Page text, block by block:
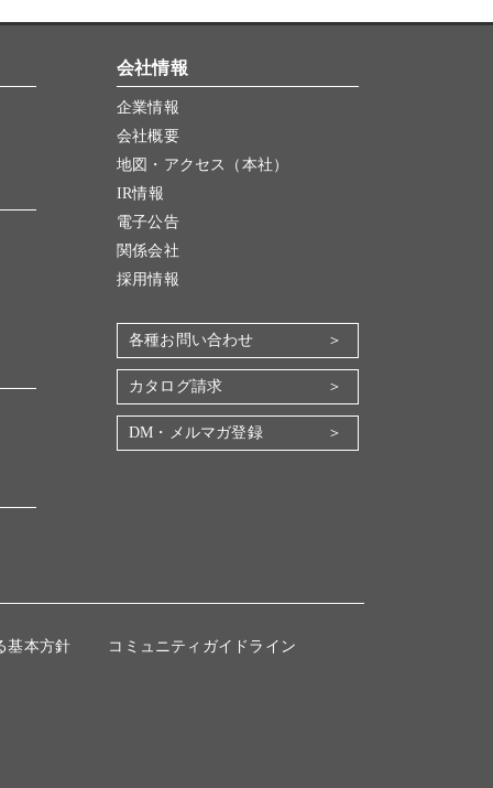
会社情報
企業情報
会社概要
地図・アクセス（本社）
IR情報
電子公告
関係会社
採用情報
各種お問い合わせ
カタログ請求
DM・メルマガ登録
基本方針 コミュニティガイドライン